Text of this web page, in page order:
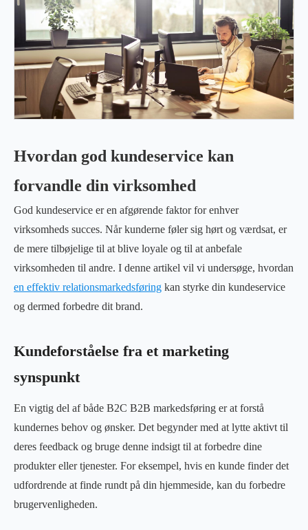
Hvordan god kundeservice kan
forvandle din virksomhed
God kundeservice er en afgørende faktor for enhver
virksomheds succes. Når kunderne føler sig hørt og værdsat, er
de mere tilbøjelige til at blive loyale og til at anbefale
virksomheden til andre. I denne artikel vil vi undersøge, hvordan
en effektiv relationsmarkedsføring kan styrke din kundeservice
og dermed forbedre dit brand.
Kundeforståelse fra et marketing
synspunkt
En vigtig del af både B2C B2B markedsføring er at forstå
kundernes behov og ønsker. Det begynder med at lytte aktivt til
deres feedback og bruge denne indsigt til at forbedre dine
produkter eller tjenester. For eksempel, hvis en kunde finder det
udfordrende at finde rundt på din hjemmeside, kan du forbedre
brugervenligheden.